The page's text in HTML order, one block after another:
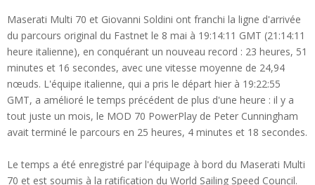
Maserati Multi 70 et Giovanni Soldini ont franchi la ligne d'arrivée
du parcours original du Fastnet le 8 mai à 19:14:11 GMT (21:14:11
heure italienne), en conquérant un nouveau record : 23 heures, 51
minutes et 16 secondes, avec une vitesse moyenne de 24,94
nœuds. L'équipe italienne, qui a pris le départ hier à 19:22:55
GMT, a amélioré le temps précédent de plus d'une heure : il y a
tout juste un mois, le MOD 70 PowerPlay de Peter Cunningham
avait terminé le parcours en 25 heures, 4 minutes et 18 secondes.
Le temps a été enregistré par l'équipage à bord du Maserati Multi
70 et est soumis à la ratification du World Sailing Speed Council.